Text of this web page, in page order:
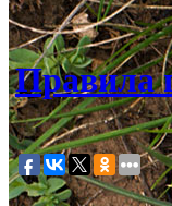
Правила